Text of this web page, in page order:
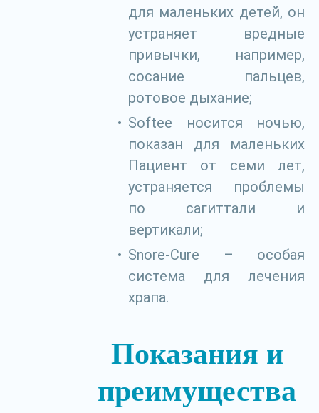
для маленьких детей, он
устраняет вредные
привычки, например,
сосание пальцев,
ротовое дыхание;
Softee носится ночью,
показан для маленьких
Пациент от семи лет,
устраняется проблемы
по сагиттали и
вертикали;
Snore-Cure – особая
система для лечения
храпа.
Показания и
преимущества